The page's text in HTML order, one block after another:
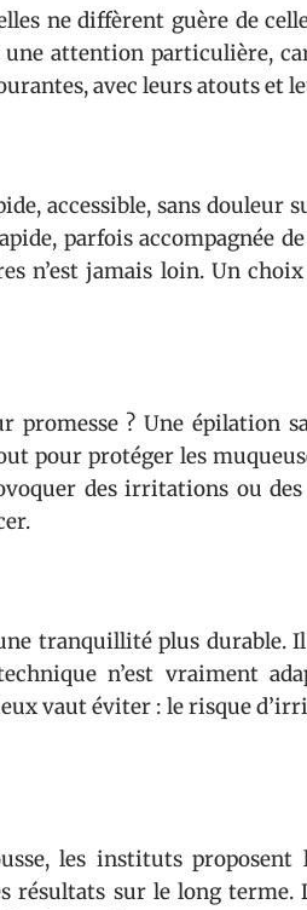
ne diffèrent guère de
une attention particulière,
avec leurs atouts et
accessible, sans douleur
parfois accompagnée
n’est jamais loin. Un
? Une épilation
pour protéger les
des irritations ou
tranquillité plus durable.
n’est vraiment
vaut éviter : le risque
les instituts proposent
résultats sur le long terme.